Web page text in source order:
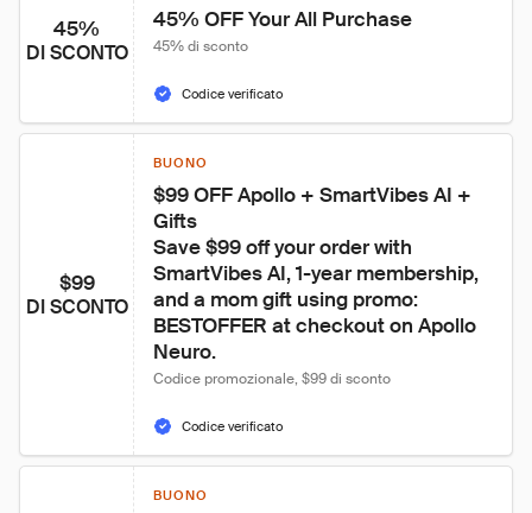
45%
DI SCONTO
45% OFF Your All Purchase
45% di sconto
Codice verificato
$99
DI SCONTO
BUONO
$99 OFF Apollo + SmartVibes AI +
Gifts
Save $99 off your order with
SmartVibes AI, 1-year membership,
and a mom gift using promo:
BESTOFFER at checkout on Apollo
Neuro.
Codice promozionale, $99 di sconto
Codice verificato
BUONO